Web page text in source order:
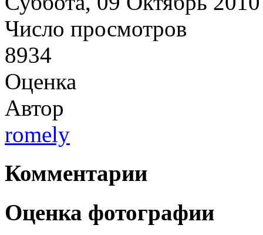
Число просмотров
8934
Оценка
Автор
romely
Комментарии
Оценка фотографии